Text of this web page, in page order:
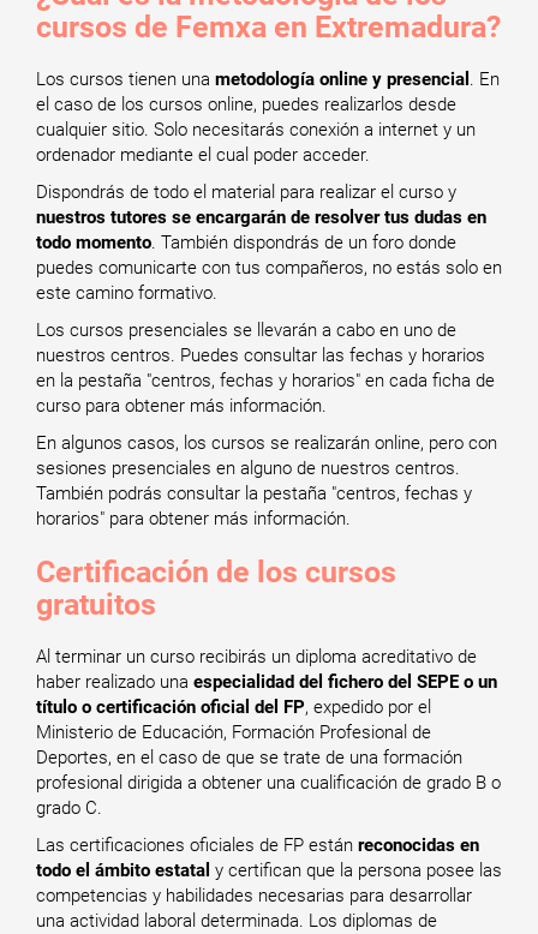
cursos de Femxa en Extremadura?
Los cursos tienen una metodología online y presencial . En
el caso de los cursos online, puedes realizarlos desde
cualquier sitio. Solo necesitarás conexión a internet y un
ordenador mediante el cual poder acceder.
Dispondrás de todo el material para realizar el curso y
nuestros tutores se encargarán de resolver tus dudas en
todo momento. También dispondrás de un foro donde
puedes comunicarte con tus compañeros, no estás solo en
este camino formativo.
Los cursos presenciales se llevarán a cabo en uno de
nuestros centros. Puedes consultar las fechas y horarios
en la pestaña "centros, fechas y horarios" en cada ficha de
curso para obtener más información.
En algunos casos, los cursos se realizarán online, pero con
sesiones presenciales en alguno de nuestros centros.
También podrás consultar la pestaña "centros, fechas y
horarios" para obtener más información.
Certificación de los cursos
gratuitos
Al terminar un curso recibirás un diploma acreditativo de
haber realizado una especialidad del fichero del SEPE o un
título o certificación oficial del FP, expedido por el
Ministerio de Educación, Formación Profesional de
Deportes, en el caso de que se trate de una formación
profesional dirigida a obtener una cualificación de grado B o
grado C.
Las certificaciones oficiales de FP están reconocidas en
todo el ámbito estatal y certifican que la persona posee las
competencias y habilidades necesarias para desarrollar
una actividad laboral determinada. Los diplomas de